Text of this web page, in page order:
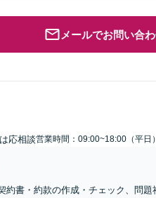
メールでお問い合
応相談営業時間：09:00~18:00（平日）
書・約款の作成・チェック、問